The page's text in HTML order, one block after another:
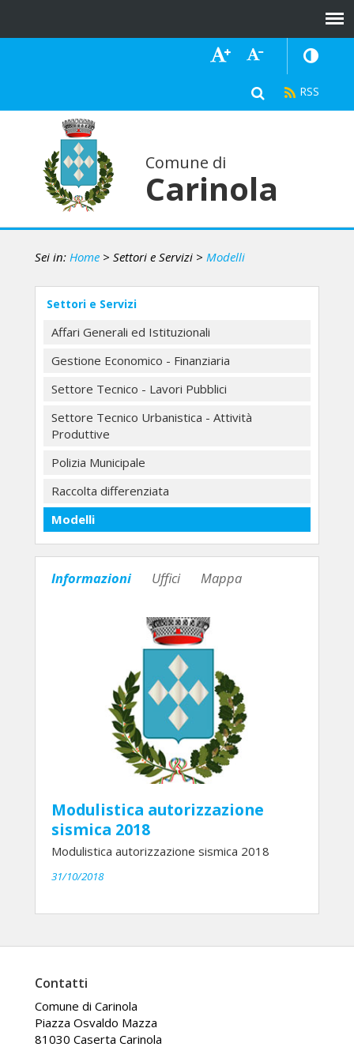
Comune di
Carinola
Sei in: Home > Settori e Servizi > Modelli
Settori e Servizi
Affari Generali ed Istituzionali
Gestione Economico - Finanziaria
Settore Tecnico - Lavori Pubblici
Settore Tecnico Urbanistica - Attività
Produttive
Polizia Municipale
Raccolta differenziata
Modelli
Informazioni Uffici Mappa
Modulistica autorizzazione
sismica 2018
Modulistica autorizzazione sismica 2018
31/10/2018
Contatti
Comune di Carinola
Piazza Osvaldo Mazza
81030 Caserta Carinola